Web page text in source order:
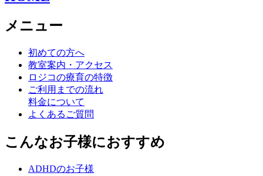
メニュー
初めての方へ
教室案内・アクセス
ロジコの療育の特徴
ご利用までの流れ
料金について
よくあるご質問
こんなお子様におすすめ
ADHDのお子様